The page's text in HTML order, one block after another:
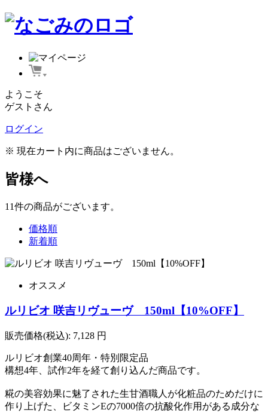
ようこそ
ゲストさん
ログイン
※ 現在カート内に商品はございません。
皆様へ
11件の商品がございます。
価格順
新着順
オススメ
ルリビオ 咲吉リヴューヴ 150ml【10%OFF】
販売価格(税込): 7,128 円
ルリビオ創業40周年・特別限定品
構想4年、試作2年を経て創り込んだ商品です。
糀の美容効果に魅了された生甘酒職人が化粧品のためだけに
作り上げた、ビタミンEの7000倍の抗酸化作用がある成分な